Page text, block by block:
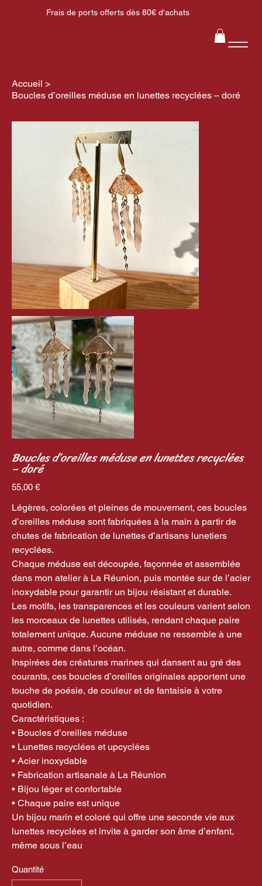
Frais de ports offerts dès 80€ d'achats
Accueil >
Boucles d’oreilles méduse en lunettes recyclées – doré
Boucles d’oreilles méduse en lunettes recyclées
– doré
Prix
55,00 €
Légères, colorées et pleines de mouvement, ces boucles
d’oreilles méduse sont fabriquées à la main à partir de
chutes de fabrication de lunettes d’artisans lunetiers
recyclées.
Chaque méduse est découpée, façonnée et assemblée
dans mon atelier à La Réunion, puis montée sur de l’acier
inoxydable pour garantir un bijou résistant et durable.
Les motifs, les transparences et les couleurs varient selon
les morceaux de lunettes utilisés, rendant chaque paire
totalement unique. Aucune méduse ne ressemble à une
autre, comme dans l’océan.
Inspirées des créatures marines qui dansent au gré des
courants, ces boucles d’oreilles originales apportent une
touche de poésie, de couleur et de fantaisie à votre
quotidien.
Caractéristiques :
• Boucles d’oreilles méduse
• Lunettes recyclées et upcyclées
• Acier inoxydable
• Fabrication artisanale à La Réunion
• Bijou léger et confortable
• Chaque paire est unique
Un bijou marin et coloré qui offre une seconde vie aux
lunettes recyclées et invite à garder son âme d’enfant,
même sous l’eau
Quantité